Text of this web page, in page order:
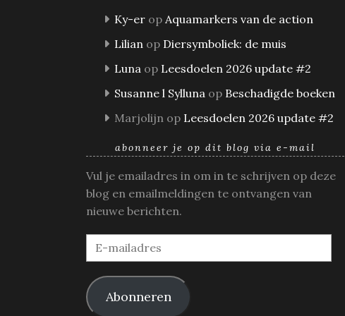
Ky-er op Aquamarkers van de action
Lilian op Diersymboliek: de muis
Luna op Leesdoelen 2026 update #2
Susanne l Sylluna op Beschadigde boeken
Marjolijn op Leesdoelen 2026 update #2
abonneer je op dit blog via e-mail
Vul je emailadres in om in te schrijven op deze
blog en emailmeldingen te ontvangen van
nieuwe berichten.
E-
mailadres
Abonneren